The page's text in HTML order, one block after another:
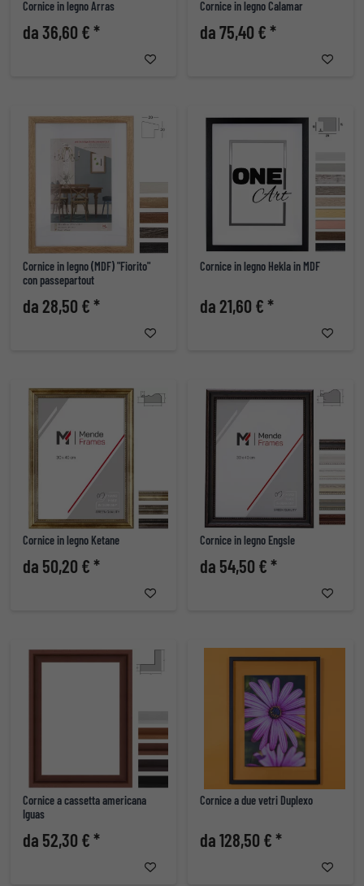
Cornice in legno Arras
da 36,60 € *
Cornice in legno Calamar
da 75,40 € *
Cornice in legno (MDF) "Fiorito"
con passepartout
da 28,50 € *
Cornice in legno Hekla in MDF
da 21,60 € *
Cornice in legno Ketane
da 50,20 € *
Cornice in legno Engsle
da 54,50 € *
Cornice a cassetta americana
Iguas
da 52,30 € *
Cornice a due vetri Duplexo
da 128,50 € *